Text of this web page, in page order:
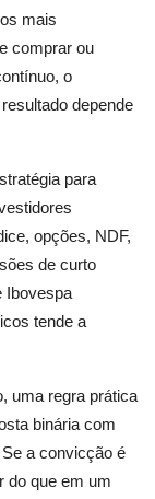
mais
comprar ou
o
depende
para
opções, NDF,
de curto
Ibovespa
tende a
uma regra prática
binária com
a convicção é
do que em um